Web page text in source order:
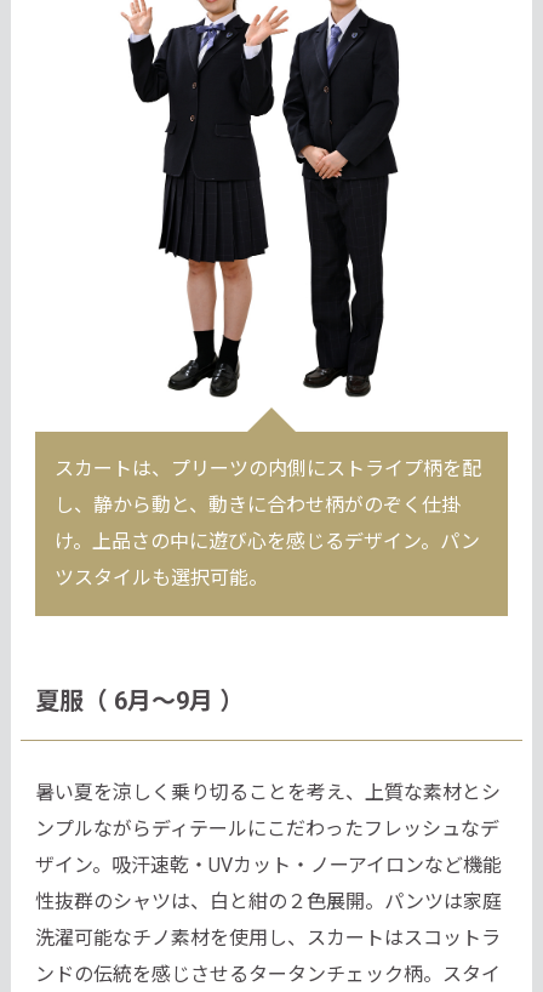
スカートは、プリーツの内側にストライプ柄を配
し、静から動と、動きに合わせ柄がのぞく仕掛
け。上品さの中に遊び心を感じるデザイン。パン
ツスタイルも選択可能。
夏服（ 6月～9月 ）
暑い夏を涼しく乗り切ることを考え、上質な素材とシ
ンプルながらディテールにこだわったフレッシュなデ
ザイン。吸汗速乾・UVカット・ノーアイロンなど機能
性抜群のシャツは、白と紺の２色展開。パンツは家庭
洗濯可能なチノ素材を使用し、スカートはスコットラ
ンドの伝統を感じさせるタータンチェック柄。スタイ